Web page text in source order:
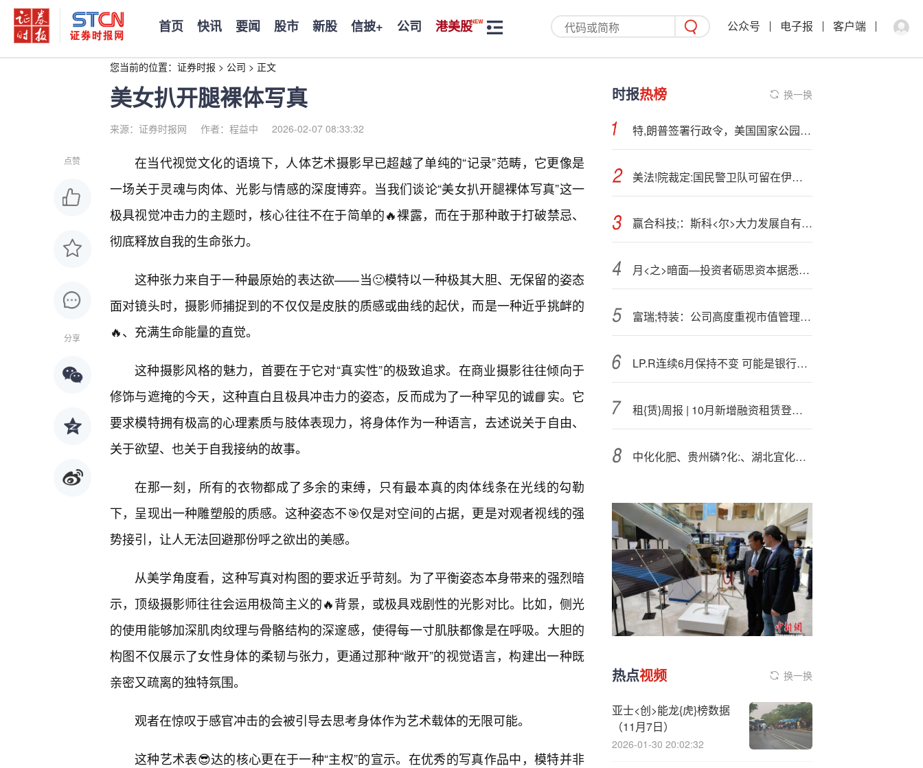
首页 快讯 要闻 股市 新股 信披+ 公司 港美股 公众号 电子报 客户端
您当前的位置： 证券时报 > 公司 > 正文
美女扒开腿裸体写真
来源：证券时报网 作者：程益中 2026-02-07 08:33:32
点赞
分享
在当代视觉文化的语境下，人体艺术摄影早已超越了单纯的“记录”范畴，它更像是
一场关于灵魂与肉体、光影与情感的深度博弈。当我们谈论“美女扒开腿裸体写真”这一
极具视觉冲击力的主题时，核心往往不在于简单的🔥裸露，而在于那种敢于打破禁忌、
彻底释放自我的生命张力。
这种张力来自于一种最原始的表达欲——当🙂模特以一种极其大胆、无保留的姿态
面对镜头时，摄影师捕捉到的不仅仅是皮肤的质感或曲线的起伏，而是一种近乎挑衅的
🔥、充满生命能量的直觉。
这种摄影风格的魅力，首要在于它对“真实性”的极致追求。在商业摄影往往倾向于
修饰与遮掩的今天，这种直白且极具冲击力的姿态，反而成为了一种罕见的诚📘实。它
要求模特拥有极高的心理素质与肢体表现力，将身体作为一种语言，去述说关于自由、
关于欲望、也关于自我接纳的故事。
在那一刻，所有的衣物都成了多余的束缚，只有最本真的肉体线条在光线的勾勒
下，呈现出一种雕塑般的质感。这种姿态不🎯仅是对空间的占据，更是对观者视线的强
势接引，让人无法回避那份呼之欲出的美感。
从美学角度看，这种写真对构图的要求近乎苛刻。为了平衡姿态本身带来的强烈暗
示，顶级摄影师往往会运用极简主义的🔥背景，或极具戏剧性的光影对比。比如，侧光
的使用能够加深肌肉纹理与骨骼结构的深邃感，使得每一寸肌肤都像是在呼吸。大胆的
构图不仅展示了女性身体的柔韧与张力，更通过那种“敞开”的视觉语言，构建出一种既
亲密又疏离的独特氛围。
观者在惊叹于感官冲击的会被引导去思考身体作为艺术载体的无限可能。
这种艺术表😎达的核心更在于一种“主权”的宣示。在优秀的写真作品中，模特并非
时报热榜 换一换
特,朗普签署行政令，美国国家公园对外国游客门票涨价
美法!院裁定:国民警卫队可留在伊利诺伊州但不得执行任务
赢合科技;：斯科<尔>大力发展自有品牌业务
月<之>暗面—投资者砺思资本据悉筹集2.89亿美元资金，投资更多AI初创企业
富瑞;特装：公司高度重视市值管理和投资者回报工作
LP.R连续6月保持不变 可能是银行净息差掣肘
租{赁}周报 | 10月新增融资租赁登记约79.3万笔 同比增长46.8%
中化化肥、贵州磷?化:、湖北宜化、金正大、迪斯科、汉和生物、三农富康等企业新动向
热点视频 换一换
亚士<创>能龙{虎}榜数据
（11月7日）
2026-01-30 20:02:32